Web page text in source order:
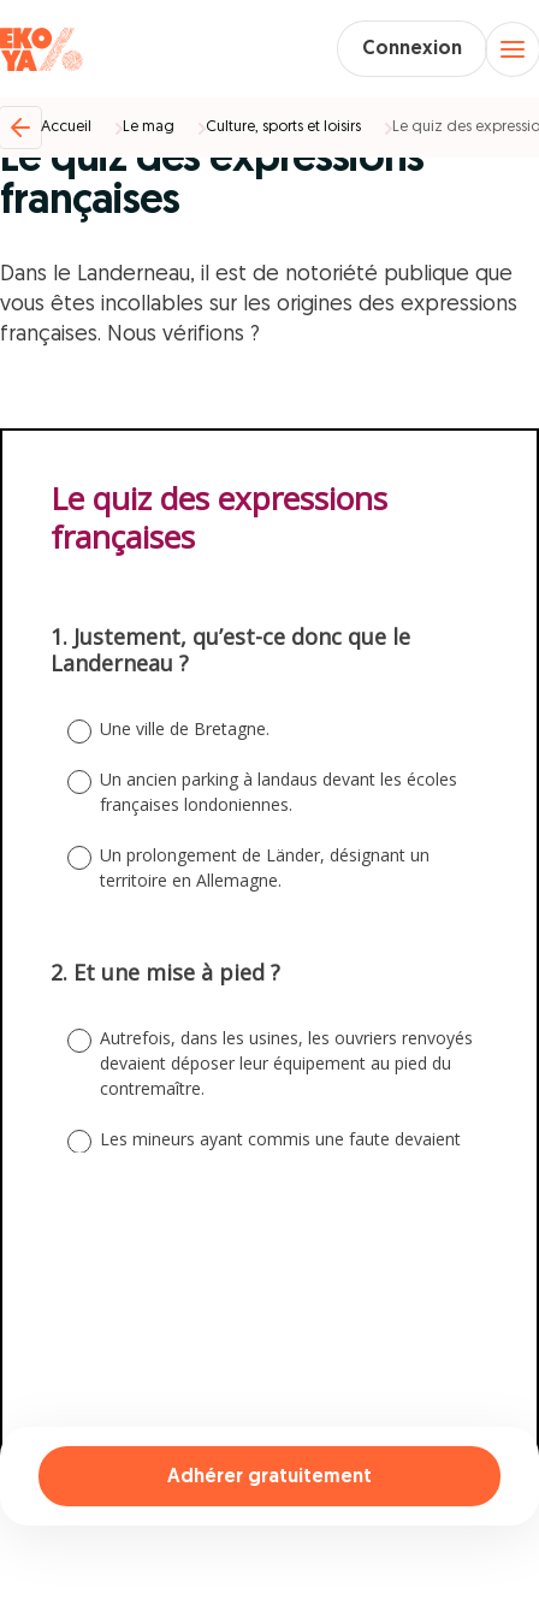
Connexion
Accueil Le mag Culture, sports et loisirs Le quiz des
Adhérer gratuitement
Le quiz des expressions
françaises
Dans le Landerneau, il est de notoriété publique que
vous êtes incollables sur les origines des expressions
françaises. Nous vérifions ?